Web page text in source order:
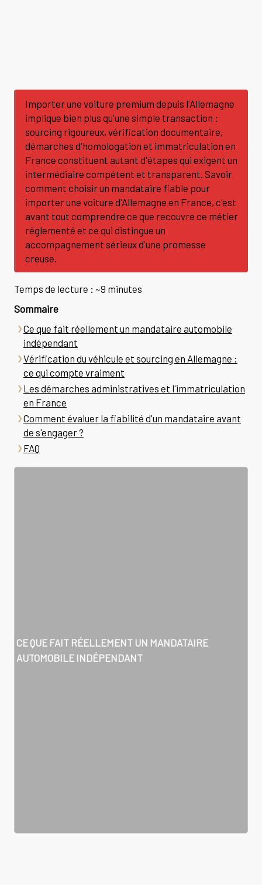
Importer une voiture premium depuis l'Allemagne
implique bien plus qu'une simple transaction :
sourcing rigoureux, vérification documentaire,
démarches d'homologation et immatriculation en
France constituent autant d'étapes qui exigent un
intermédiaire compétent et transparent. Savoir
comment choisir un mandataire fiable pour
importer une voiture d'Allemagne en France, c'est
avant tout comprendre ce que recouvre ce métier
réglementé et ce qui distingue un
accompagnement sérieux d'une promesse
creuse.
Temps de lecture : ~9 minutes
Sommaire
Ce que fait réellement un mandataire automobile
indépendant
Vérification du véhicule et sourcing en Allemagne :
ce qui compte vraiment
Les démarches administratives et l'immatriculation
en France
Comment évaluer la fiabilité d'un mandataire avant
de s'engager ?
FAQ
CE QUE FAIT RÉELLEMENT UN MANDATAIRE
AUTOMOBILE INDÉPENDANT